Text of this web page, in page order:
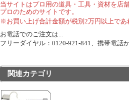
当サイトはプロ用の道具・工具・資材を店
プロのためのサイトです。
※お買い上げ合計金額が税別2万円以上で
お電話でのご注文は...
フリーダイヤル：0120-921-841、携帯電
関連カテゴリ